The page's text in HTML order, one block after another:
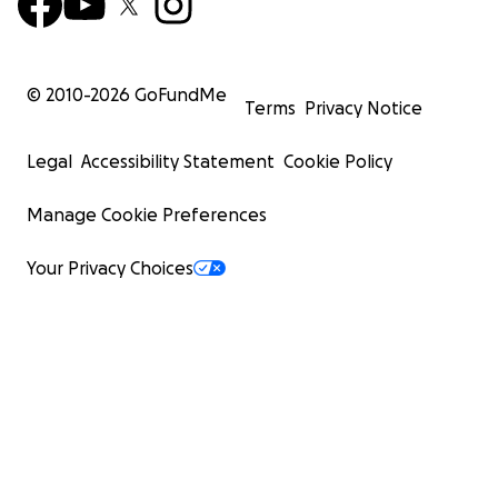
CHF 25,000: Asbestos removal and transfer of the
More than CHF 25,000: Every additional donation
driving coach so that it can be back on Swiss rails
© 2010-2026 GoFundMe
Terms Privacy Notice
Legal Accessibility Statement Cookie Policy
Manage Cookie Preferences
Your Privacy Choices